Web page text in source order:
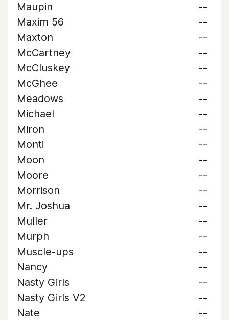
Maupin
--
Maxim 56
--
Maxton
--
McCartney
--
McCluskey
--
McGhee
--
Meadows
--
Michael
--
Miron
--
Monti
--
Moon
--
Moore
--
Morrison
--
Mr. Joshua
--
Muller
--
Murph
--
Muscle-ups
--
Nancy
--
Nasty Girls
--
Nasty Girls V2
--
Nate
--